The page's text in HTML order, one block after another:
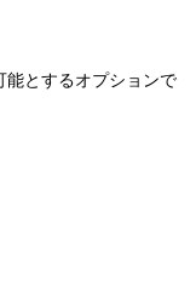
とするオプションで